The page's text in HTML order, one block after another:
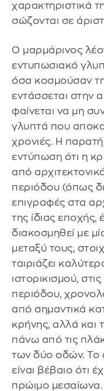
χαρακτηριστικά
σώζονται σε
Ο μαρμάρινος
εντυπωσιακό
όσα κοσμούσαν
εντάσσεται στην
φαίνεται να μη
γλυπτά που
χρονιές. Η
εντύπωση ότι η
από
περιόδου (όπως
επιγραφές στα
της ίδιας εποχής,
διακοσμηθεί με
μεταξύ τους,
ταιριάζει
ιστορικισμού,
περιόδου,
από σημαντικά
κρήνης, αλλά και
πάνω από τις
των δύο οδών. Το
είναι βέβαιο ότι
πρώιμο μεσαίωνα.